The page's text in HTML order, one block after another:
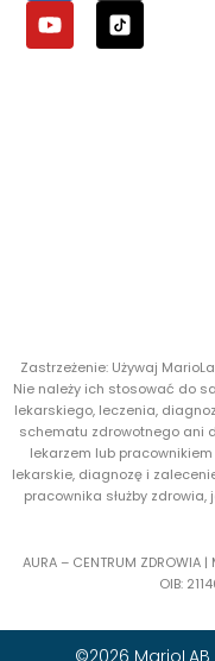
Zastrzeżenie: Używaj
Nie należy ich stosować do
lekarskiego, leczenia,
schematu zdrowotnego ani
lekarzem lub
lekarskie, diagnozę i
pracownika służby
AURA – CENTRUM
OIB:
©2026